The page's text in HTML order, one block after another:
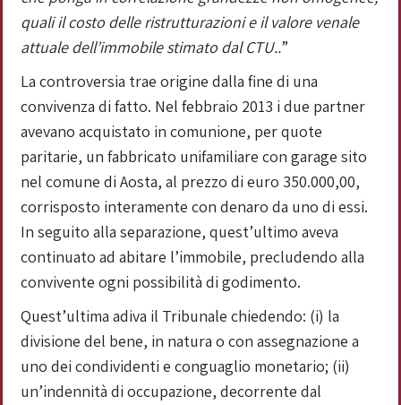
quali il costo delle ristrutturazioni e il valore venale
attuale dell’immobile stimato dal CTU..”
La controversia trae origine dalla fine di una
convivenza di fatto. Nel febbraio 2013 i due partner
avevano acquistato in comunione, per quote
paritarie, un fabbricato unifamiliare con garage sito
nel comune di Aosta, al prezzo di euro 350.000,00,
corrisposto interamente con denaro da uno di essi.
In seguito alla separazione, quest’ultimo aveva
continuato ad abitare l’immobile, precludendo alla
convivente ogni possibilità di godimento.
Quest’ultima adiva il Tribunale chiedendo: (i) la
divisione del bene, in natura o con assegnazione a
uno dei condividenti e conguaglio monetario; (ii)
un’indennità di occupazione, decorrente dal